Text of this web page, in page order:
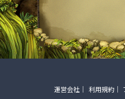
運営会社 利用規約